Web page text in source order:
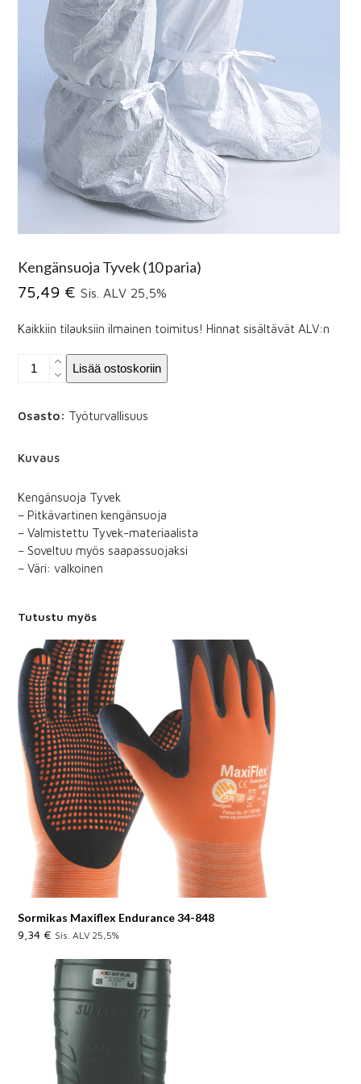
Kengänsuoja Tyvek (10 paria)
75,49 € Sis. ALV 25,5%
Kaikkiin tilauksiin ilmainen toimitus! Hinnat sisältävät ALV:n
Kengänsuoja
paria)
Lisää ostoskoriin
Osasto: Työturvallisuus
Kuvaus
Kengänsuoja Tyvek
– Pitkävartinen kengänsuoja
– Valmistettu Tyvek-materiaalista
– Soveltuu myös saapassuojaksi
– Väri: valkoinen
Tutustu myös
Sormikas Maxiflex Endurance 34-848
9,34 € Sis. ALV 25,5%